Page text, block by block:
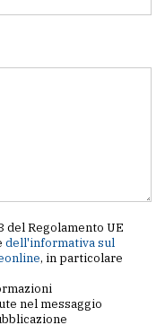
Regolamento UE
dell'informativa sul
, in particolare
nel messaggio